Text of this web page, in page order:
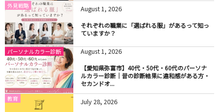
外見戦略 August 1 , 2026
それぞれの職業に「選ばれる服」があるって知っ
ていますか？
パーソナルカラー診断 August 1 , 2026
【愛知県弥富市】40代・50代・60代のパーソナ
ルカラー診断｜昔の診断結果に違和感がある方・
セカンドオ...
教育 July 28, 2026